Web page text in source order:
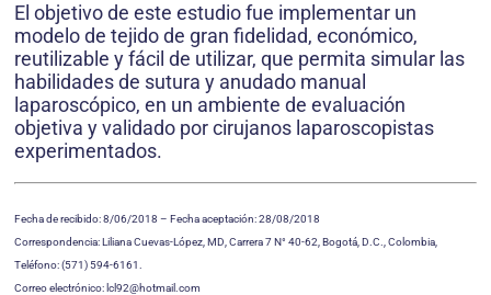
El objetivo de este estudio fue implementar un
modelo de tejido de gran fidelidad, econó­mico,
reutilizable y fácil de utilizar, que permi­ta simular las
habilidades de sutura y anudado manual
laparoscópico, en un ambiente de eva­luación
objetiva y validado por cirujanos lapa­roscopistas
experimentados.
Fecha de recibido: 8/06/2018 – Fecha aceptación: 28/08/2018
Correspondencia: Liliana Cuevas-López, MD, Carrera 7 N° 40-62, Bogotá, D.C., Colombia,
Teléfono: (571) 594-6161.
Correo electrónico: lcl92@hotmail.com